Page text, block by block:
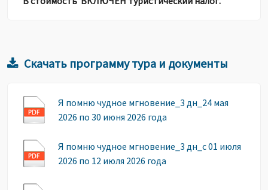
Скачать программу тура и документы
Я помню чудное мгновение_3 дн_24 мая
2026 по 30 июня 2026 года
Я помню чудное мгновение_3 дн_с 01 июля
2026 по 12 июля 2026 года